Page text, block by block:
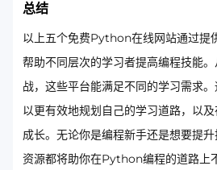
总结
以上五个免费Python在线网站通过提
帮助不同层次的学习者提高编程技能
战，这些平台能满足不同的学习需求
以更有效地规划自己的学习道路，以
成长。无论你是编程新手还是想要提
资源都将助你在Python编程的道路上